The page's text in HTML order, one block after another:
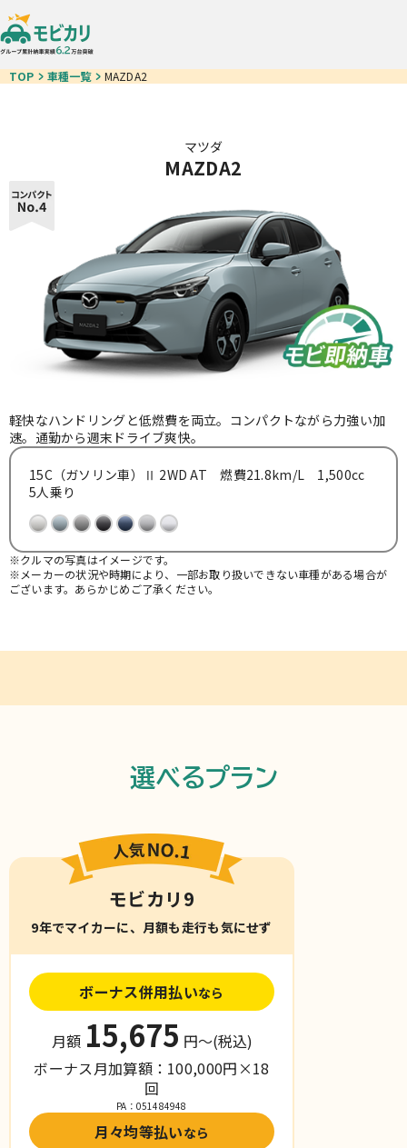
車種一覧
モビ即納車
お得なクルマ一覧
中古車リース
カーリースが初めての方
ご契約の流れ
お知らせ
よくある質問
TOP 車種一覧 MAZDA2
マツダ
MAZDA2
軽快なハンドリングと低燃費を両立。コンパクトながら力強い加
速。通勤から週末ドライブ爽快。
15C（ガソリン車）Ⅱ 2WD AT 燃費21.8km/L 1,500cc
5人乗り
※クルマの写真はイメージです。
※メーカーの状況や時期により、一部お取り扱いできない車種がある場合が
ございます。あらかじめご了承ください。
選べるプラン
モビカリ9
9年でマイカーに、月額も走行も気にせず
ボーナス併用払いなら
月額 15,675 円〜(税込)
ボーナス月加算額：100,000円×18
回
PA：051484948
月々均等払いなら